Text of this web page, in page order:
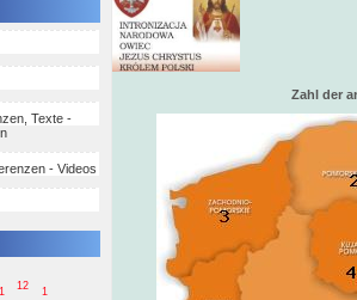
Texte -
- Videos
1
12
Zahl der